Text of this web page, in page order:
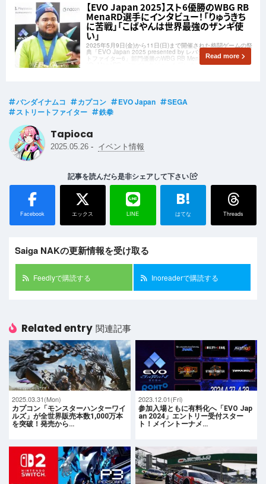
【EVO Japan 2025】スト6優勝のWBG RB
MenaRD選手にインタビュー！「りゅうきち
に苦戦」「こばやんは世界最強のザンギ使
い」
2025年5月9日(金)から11日(日)まで開催された格闘ゲームの祭
典「EVO Japan 2025 presented by レバテック」「ストリー
トファイター6」部門優勝のWBG RB MenaRD選手
(@_MenaRD__)にインタビューを行いました！
Read more
バンダイナムコ カプコン EVO Japan
SEGA
ストリートファイター
鉄拳
Tapioca
2025.05.26 - イベント情報
記事を読んだら是非シェアして下さい
Facebook エックス LINE
B!
はてな Threads
Saiga NAKの更新情報を受け取る
Feedlyで購読する Inoreaderで購読する
Related entry 関連記事
2025.03.31(Mon)
カプコン「モンスターハンターワイ
ルズ」が全世界販売本数1,000万本
を突破！発売から…
2023.12.01(Fri)
参加入場ともに有料化へ「EVO Jap
an 2024」エントリー受付スター
ト！メイントーナメ…